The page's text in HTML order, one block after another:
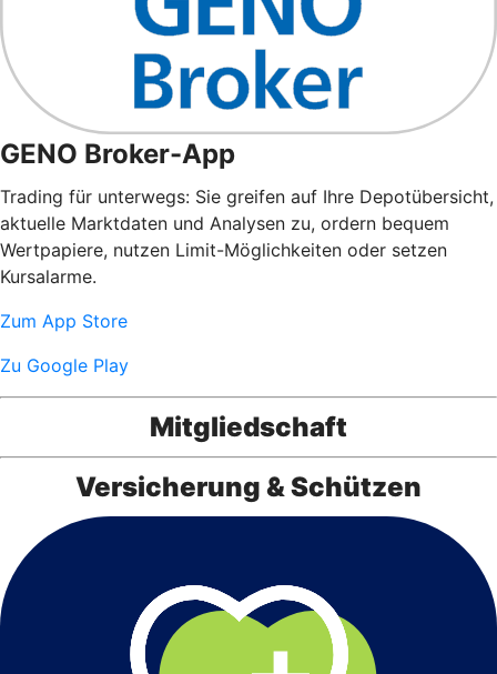
GENO Broker-App
Trading für unterwegs: Sie greifen auf Ihre Depotübersicht,
aktuelle Marktdaten und Analysen zu, ordern bequem
Wertpapiere, nutzen Limit-Möglichkeiten oder setzen
Kursalarme.
Zum App Store
Zu Google Play
Mitgliedschaft
Versicherung & Schützen